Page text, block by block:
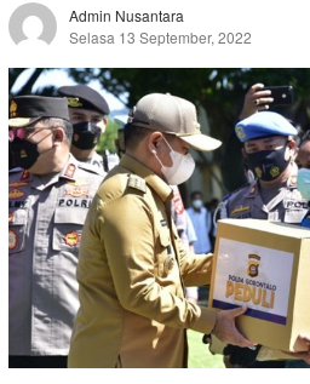
Admin Nusantara
Selasa 13 September, 2022